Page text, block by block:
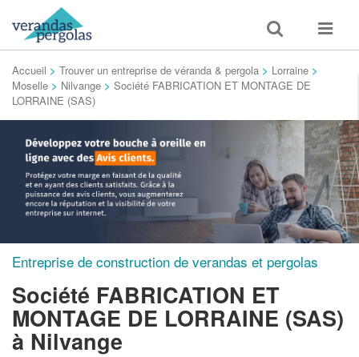
Toggle
search
Toggle
Accueil > Trouver un entreprise de véranda & pergola > Lorraine >
Moselle > Nilvange > Société FABRICATION ET MONTAGE DE
LORRAINE (SAS)
Entreprise de construction de verandas et pergolas
Société FABRICATION ET
MONTAGE DE LORRAINE (SAS)
à Nilvange